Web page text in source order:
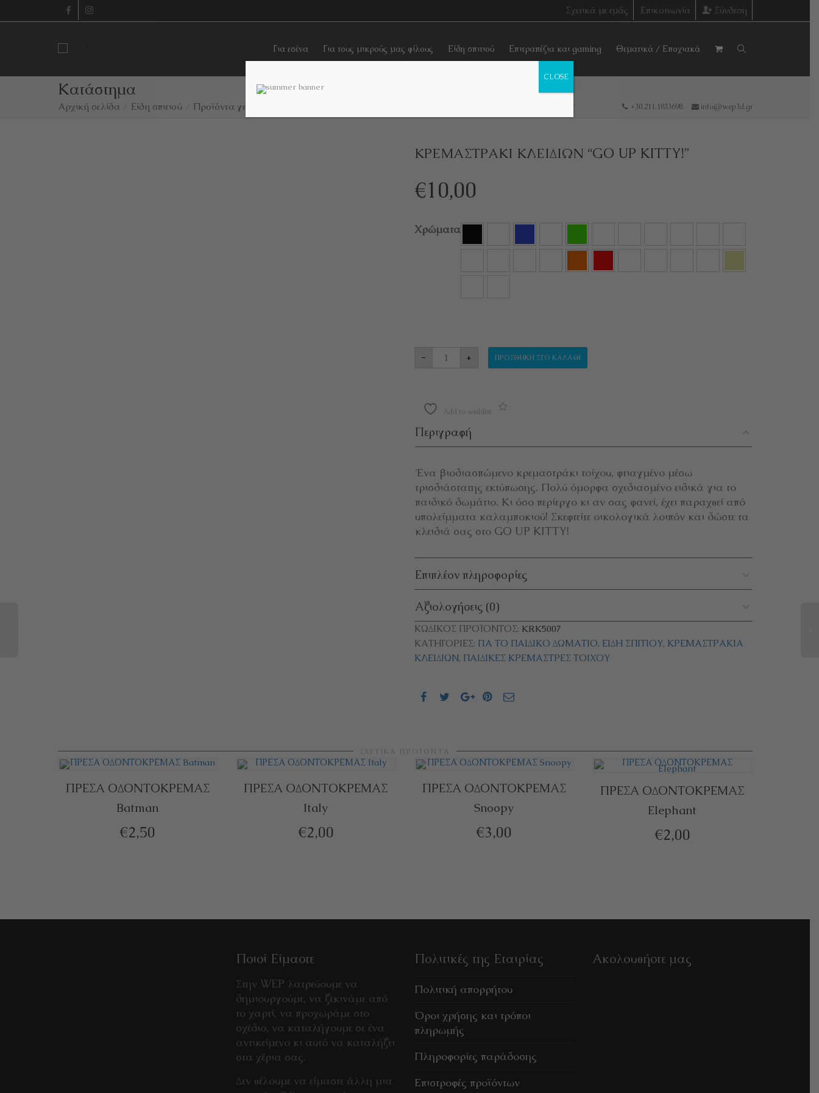
Σχετικά με εμάς Επικοινωνία Σύνδεση
Για εσένα Για τους μικρούς μας φίλους Είδη σπιτιού Επιτραπέζια και gaming Θεματικά / Εποχιακά
Κατάστημα
Αρχική σελίδα Είδη σπιτιού Προϊόντα γενικής χρήσης +30.211.1833698 info@wep3d.gr
ΚΡΕΜΑΣΤΡΑΚΙ ΚΛΕΙΔΙΩΝ “GO UP KITTY!”
€10,00
Χρώματα
- ΚΡΕΜΑΣΤΡΑΚΙ ΚΛΕΙΔΙΩΝ "GO UP KITTY!" ποσότητα
+ ΠΡΟΣΘΉΚΗ ΣΤΟ ΚΑΛΆΘΙ
Add to wishlist
Περιγραφή
Ένα βιοδιασπώμενο κρεμαστράκι τοίχου, φτιαγμένο μέσω
τρισδιάστατης εκτύπωσης. Πολύ όμορφα σχεδιασμένο ειδικά για το
παιδικό δωμάτιο. Κι όσο περίεργο κι αν σας φανεί, έχει παραχθεί από
υπολείμματα καλαμποκιού! Σκεφτείτε οικολογικά λοιπόν και δώστε τα
κλειδιά σας στο GO UP KITTY!
Επιπλέον πληροφορίες
Αξιολογήσεις (0)
ΚΩΔΙΚΌΣ ΠΡΟΪΌΝΤΟΣ: KRK5007
ΚΑΤΗΓΟΡΊΕΣ: ΓΙΑ ΤΟ ΠΑΙΔΙΚΌ ΔΩΜΆΤΙΟ, ΕΊΔΗ ΣΠΙΤΙΟΎ, ΚΡΕΜΑΣΤΡΆΚΙΑ
ΚΛΕΙΔΙΏΝ, ΠΑΙΔΙΚΈΣ ΚΡΕΜΆΣΤΡΕΣ ΤΟΊΧΟΥ
ΣΧΕΤΙΚΆ ΠΡΟΪΌΝΤΑ
ΠΡΟΣΘΉΚΗ ΣΤΟ ΚΑΛΆΘΙ
ΠΡΕΣΑ ΟΔΟΝΤΟΚΡΕΜΑΣ
Batman
€2,50
ΠΡΟΣΘΉΚΗ ΣΤΟ ΚΑΛΆΘΙ
ΠΡΕΣΑ ΟΔΟΝΤΟΚΡΕΜΑΣ
Italy
€2,00
ΠΡΟΣΘΉΚΗ ΣΤΟ ΚΑΛΆΘΙ
ΠΡΕΣΑ ΟΔΟΝΤΟΚΡΕΜΑΣ
Snoopy
€3,00
ΠΡΟΣΘΉΚΗ ΣΤΟ ΚΑΛΆΘΙ
ΠΡΕΣΑ ΟΔΟΝΤΟΚΡΕΜΑΣ
Elephant
€2,00
Ποιοί Είμαστε
Στην WEP λατρεύουμε να
δημιουργούμε, να ξεκινάμε από
το χαρτί, να προχωράμε στο
σχέδιο, να καταλήγουμε σε ένα
αντικείμενο κι αυτό να καταλήξει
στα χέρια σας.
Δεν θέλουμε να είμαστε άλλη μια
Πολιτικές της Εταιρίας
Πολιτική απορρήτου
Όροι χρήσης και τρόποι
πληρωμής
Πληροφορίες παράδοσης
Επιστροφές προϊόντων
Ακολουθήστε μας
CLOSE